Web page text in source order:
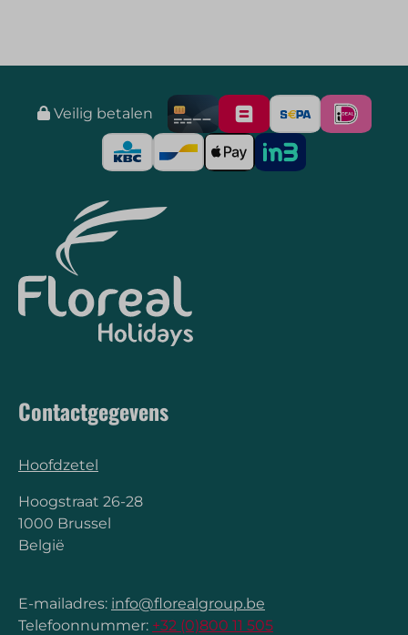
Veilig betalen
Contactgegevens
Hoofdzetel
Hoogstraat 26-28
1000 Brussel
België
E-mailadres: info@florealgroup.be
Telefoonnummer: +32 (0)800 11 505